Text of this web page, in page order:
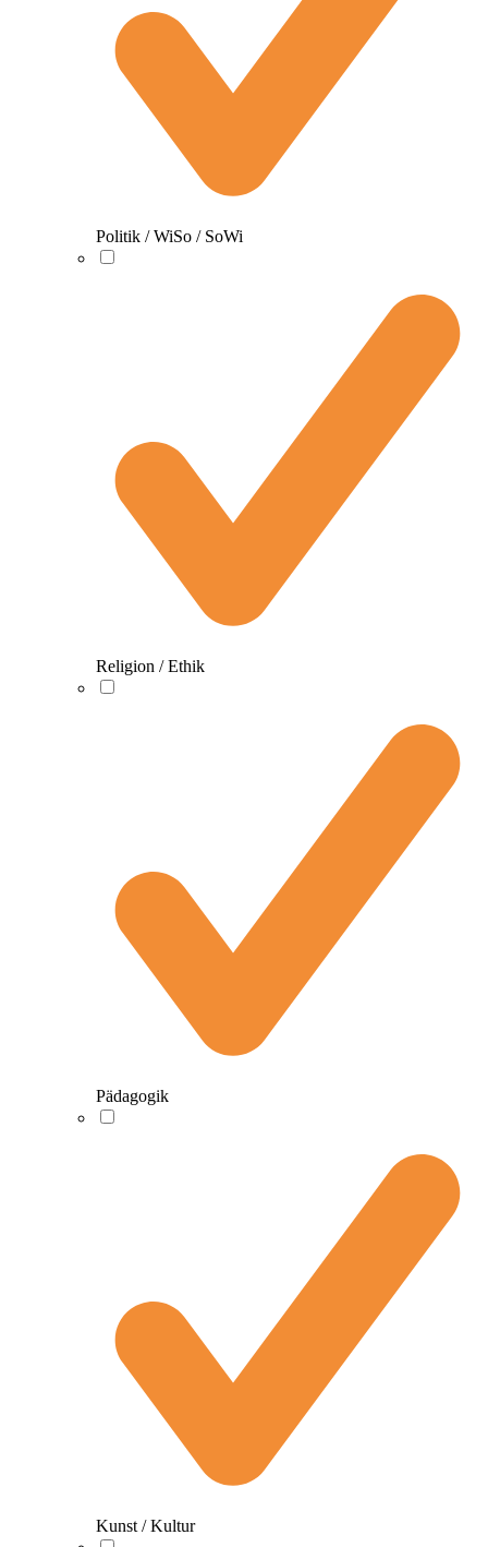
Politik / WiSo / SoWi
Religion / Ethik
Pädagogik
Kunst / Kultur